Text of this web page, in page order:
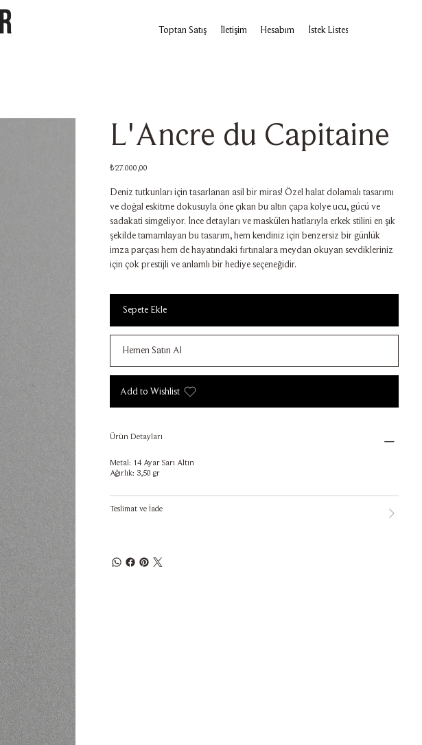
Toptan Satış İletişim Hesabım İstek Listesi
L'Ancre du Capitaine
Fiyat
₺27.000,00
Deniz tutkunları için tasarlanan asil bir miras! Özel halat dolamalı tasarımı
ve doğal eskitme dokusuyla öne çıkan bu altın çapa kolye ucu, gücü ve
sadakati simgeliyor. İnce detayları ve maskülen hatlarıyla erkek stilini en şık
şekilde tamamlayan bu tasarım, hem kendiniz için benzersiz bir günlük
imza parçası hem de hayatındaki fırtınalara meydan okuyan sevdikleriniz
için çok prestijli ve anlamlı bir hediye seçeneğidir.
Sepete Ekle
Hemen Satın Al
Add to Wishlist
Ürün Detayları
Metal: 14 Ayar Sarı Altın
Ağırlık: 3,50 gr
Teslimat ve İade